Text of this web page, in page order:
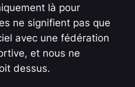
là pour
ne signifient pas que
avec une fédération
et nous ne
dessus.